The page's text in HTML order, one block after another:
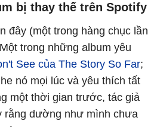
bị thay thế trên Spotify
đây (một trong hàng chục lần
trong những album yêu
See của The Story So Far;
nó mọi lúc và yêu thích tất
một thời gian trước, tác giả
rằng dường như mình chưa